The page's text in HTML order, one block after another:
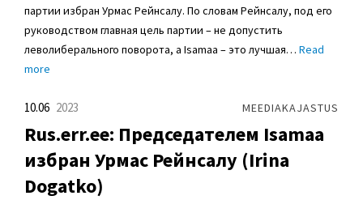
партии избран Урмас Рейнсалу. По словам Рейнсалу, под его
руководством главная цель партии – не допустить
леволиберального поворота, а Isamaa – это лучшая… Read
more
MEEDIAKAJASTUS
10.06 2023
Rus.err.ee: Председателем Isamaa
избран Урмас Рейнсалу (Irina
Dogatko)